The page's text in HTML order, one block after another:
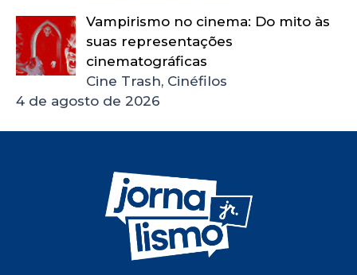
Vampirismo no cinema: Do mito às
suas representações
cinematográficas
Cine Trash, Cinéfilos
4 de agosto de 2026